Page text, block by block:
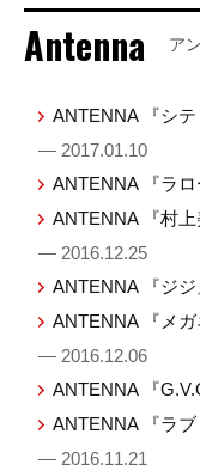
Antenna ア
ANTENNA 『シ
— 2017.01.10
ANTENNA 『ラ
ANTENNA 『村
— 2016.12.25
ANTENNA 『ジ
ANTENNA 『メ
— 2016.12.06
ANTENNA 『
ANTENNA 『ラ
— 2016.11.21